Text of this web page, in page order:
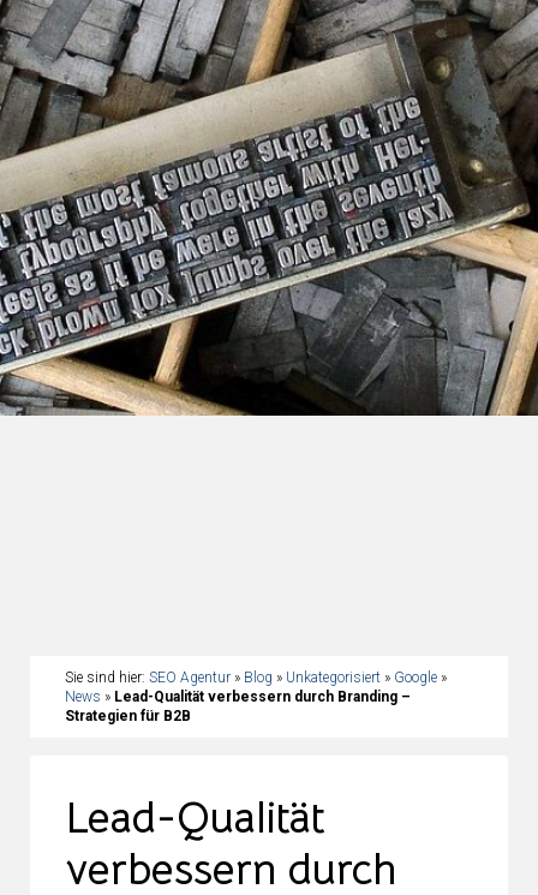
Sie sind hier: SEO Agentur » Blog » Unkategorisiert » Google »
News » Lead-Qualität verbessern durch Branding –
Strategien für B2B
Lead-Qualität
verbessern durch